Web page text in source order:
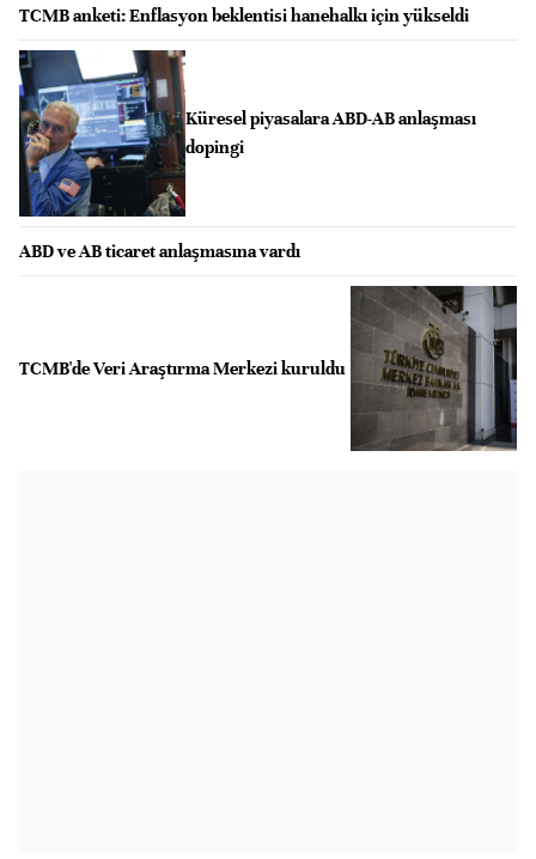
TCMB anketi: Enflasyon beklentisi hanehalkı için yükseldi
Küresel piyasalara ABD-AB anlaşması
dopingi
ABD ve AB ticaret anlaşmasına vardı
TCMB'de Veri Araştırma Merkezi kuruldu